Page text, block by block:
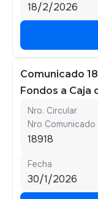
18/2/2026
Comunicado
Fondos a Caja
Nro. Circular
Nro Comunicado
18918
Fecha
30/1/2026